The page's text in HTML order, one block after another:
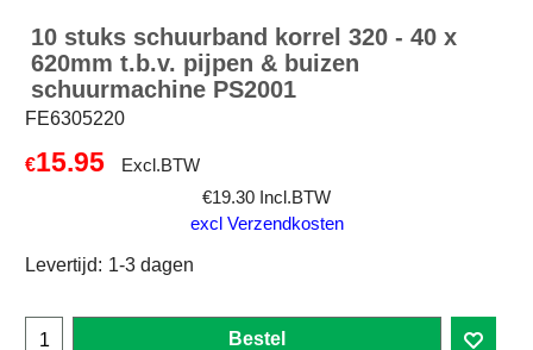
10 stuks schuurband korrel 320 - 40 x
620mm t.b.v. pijpen & buizen
schuurmachine PS2001
FE6305220
€15.95
Excl.BTW
€19.30 Incl.BTW
excl Verzendkosten
Levertijd: 1-3 dagen
Bestel